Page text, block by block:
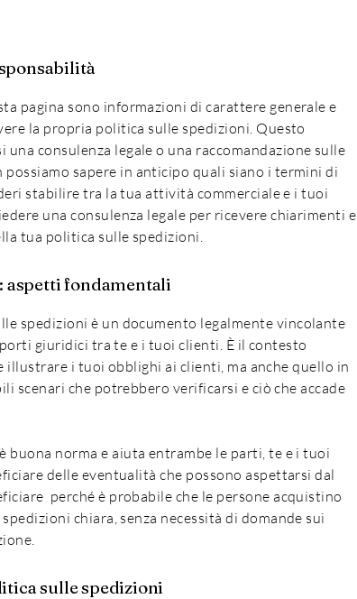
pagina sono informazioni di carattere generale e
la propria politica sulle spedizioni. Questo
consulenza legale o una raccomandazione sulle
possiamo sapere in anticipo quali siano i termini di
stabilire tra la tua attività commerciale e i tuoi
una consulenza legale per ricevere chiarimenti e
tua politica sulle spedizioni.
aspetti fondamentali
spedizioni è un documento legalmente vincolante
giuridici tra te e i tuoi clienti. È il contesto
i tuoi obblighi ai clienti, ma anche quello in
scenari che potrebbero verificarsi e ciò che accade
buona norma e aiuta entrambe le parti, te e i tuoi
delle eventualità che possono aspettarsi dal
perché è probabile che le persone acquistino
chiara, senza necessità di domande sui
sulle spedizioni